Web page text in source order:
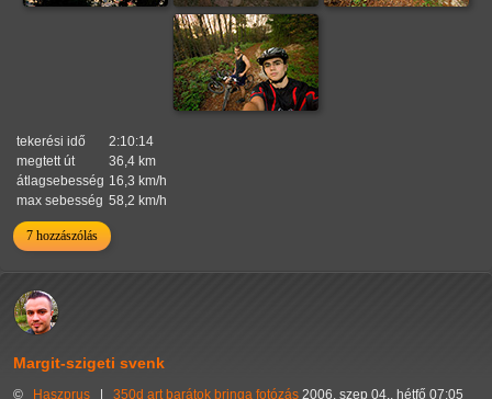
tekerési idő
2:10:14
megtett út
36,4 km
átlagsebesség 16,3 km/h
max sebesség 58,2 km/h
7 hozzászólás
Margit-szigeti svenk
© Haszprus 350d art barátok bringa fotózás 2006. szep 04., hétfő 07:05